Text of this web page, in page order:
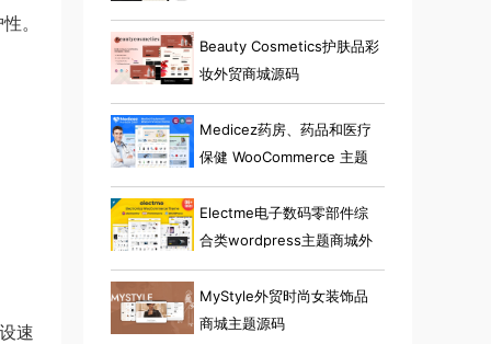
。
速
Beauty Cosmetics护肤品彩
妆外贸商城源码
Medicez药房、药品和医疗
保健 WooCommerce 主题
Electme电子数码零部件综
合类wordpress主题商城外
贸跨境电商源码
MyStyle外贸时尚女装饰品
商城主题源码